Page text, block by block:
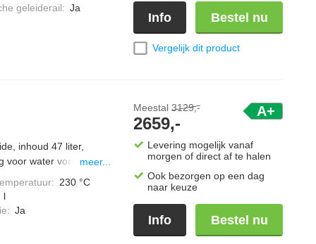
geleiderail: Ja
Info Bestel nu
Vergelijk dit product
inhoud 47 liter,
water voor
timerfunctie,
met
meer...
: 230 °C
l
: Ja
A+
Meestal 3129,-
2659,-
Levering mogelijk vanaf
morgen of direct af te halen
Ook bezorgen op een dag
naar keuze
Info Bestel nu